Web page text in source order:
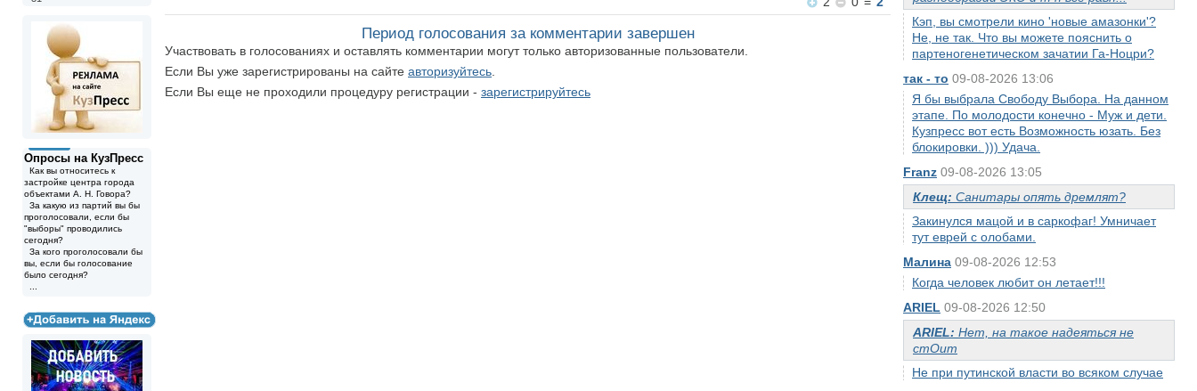
Кэп, вы смотрели кино 'новые амазонки'?
Не, не так. Что вы можете пояснить о
партеногенетическом зачатии Га-Ноцри?
так - то 09-08-2026 13:06
Я бы выбрала Свободу Выбора. На данном
этапе. По молодости конечно - Муж и дети.
Кузпресс вот есть Возможность юзать. Без
блокировки. ))) Удача.
Franz 09-08-2026 13:05
Клещ: Санитары опять дремлят?
Закинулся мацой и в саркофаг! Умничает
тут еврей с олобами.
Малина 09-08-2026 12:53
Когда человек любит он летает!!!
ARIEL 09-08-2026 12:50
ARIEL: Нет, на такое надеяться не
стОит
Не при путинской власти во всяком случае
Опросы на КузПресс
Как вы относитесь к
застройке центра города
объектами А. Н. Говора?
За какую из партий вы бы
проголосовали, если бы
"выборы" проводились
сегодня?
За кого проголосовали бы
вы, если бы голосование
было сегодня?
Период голосования за комментарии завершен
Участвовать в голосованиях и оставлять комментарии могут только авторизованные пользователи.
Если Вы уже зарегистрированы на сайте авторизуйтесь
Если Вы еще не проходили процедуру регистрации - зарегистрируйтесь